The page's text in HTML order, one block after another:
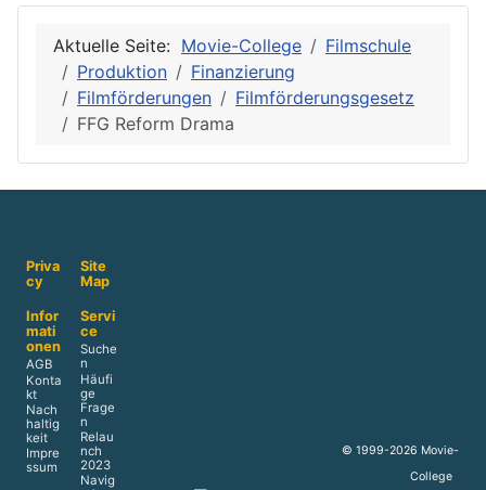
Aktuelle Seite: Movie-College
Filmschule
Produktion
Finanzierung
Filmförderungen
Filmförderungsgesetz
FFG Reform Drama
Priva
cy
Site
Map
Infor
mati
onen
AGB
Konta
kt
Nach
haltig
keit
Impre
ssum
Servi
ce
Suche
n
Häufi
ge
Frage
n
Relau
nch
2023
Navig
© 1999-2026 Movie-
College